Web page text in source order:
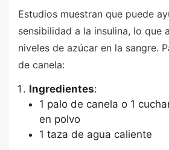
Estudios muestran que puede
sensibilidad a la insulina, lo que
niveles de azúcar en la sangre.
de canela:
Ingredientes:
1 palo de canela o 1
en polvo
1 taza de agua caliente